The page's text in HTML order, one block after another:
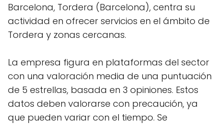
Barcelona, Tordera (Barcelona), centra su
actividad en ofrecer servicios en el ámbito de
Tordera y zonas cercanas.
La empresa figura en plataformas del sector
con una valoración media de una puntuación
de 5 estrellas, basada en 3 opiniones. Estos
datos deben valorarse con precaución, ya
que pueden variar con el tiempo. Se